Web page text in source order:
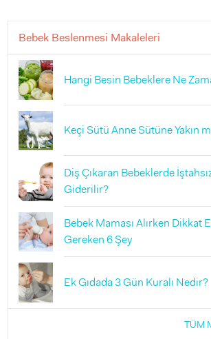
Bebek Beslenmesi Makaleleri
Hangi Besin Bebeklere Ne
Keçi Sütü Anne Sütüne Yakın
Diş Çıkaran Bebeklerde
Giderilir?
Bebek Maması Alırken Dikkat
Gereken 6 Şey
Ek Gıdada 3 Gün Kuralı Nedir?
TÜM